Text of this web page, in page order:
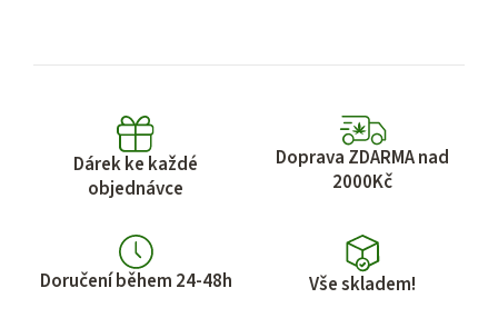
Dárek ke každé
objednávce
Doprava ZDARMA nad
2000Kč
Doručení během 24-48h Vše skladem!